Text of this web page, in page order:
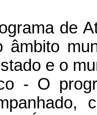
de
âmbito
e o
- O